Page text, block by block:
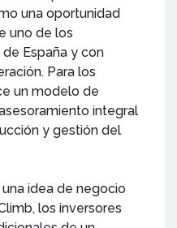
una oportunidad
uno de los
España y con
Para los
un modelo de
integral
y gestión del
idea de negocio
los inversores